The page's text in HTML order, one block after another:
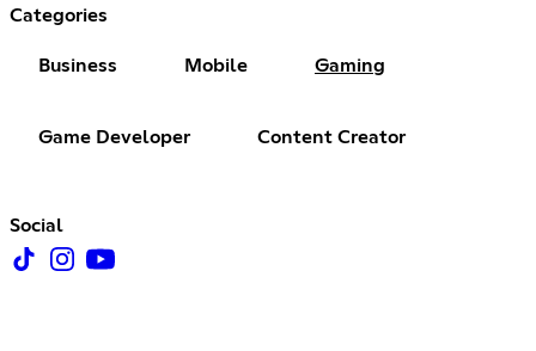
Categories
Business Mobile Gaming
Game Developer Content Creator
Social